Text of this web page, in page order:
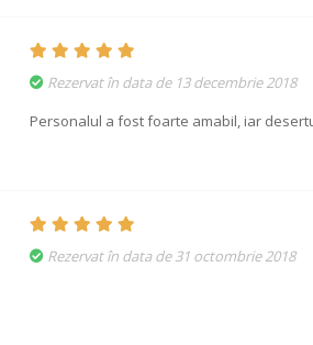
Rezervat în data de 13 decembrie 2018
Personalul a fost foarte amabil, iar
Rezervat în data de 31 octombrie 2018